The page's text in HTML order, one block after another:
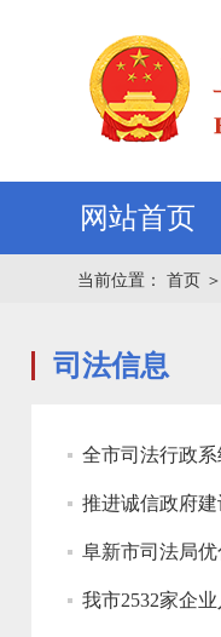
网站首页
当前位置： 首页 ＞
司法信息
全市司法行政
推进诚信政府
阜新市司法局
我市2532家企